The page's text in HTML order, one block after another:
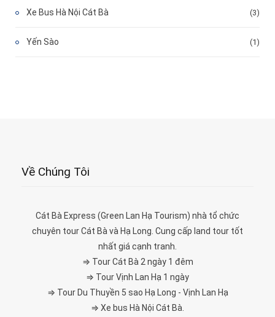
Xe Bus Hà Nội Cát Bà (3)
Yến Sào (1)
Về Chúng Tôi
Cát Bà Express (Green Lan Hạ Tourism) nhà tổ chức
chuyên tour Cát Bà và Hạ Long. Cung cấp land tour tốt
nhất giá cạnh tranh.
⇒ Tour Cát Bà 2 ngày 1 đêm
⇒ Tour Vịnh Lan Hạ 1 ngày
⇒ Tour Du Thuyền 5 sao Hạ Long - Vịnh Lan Hạ
⇒ Xe bus Hà Nội Cát Bà.